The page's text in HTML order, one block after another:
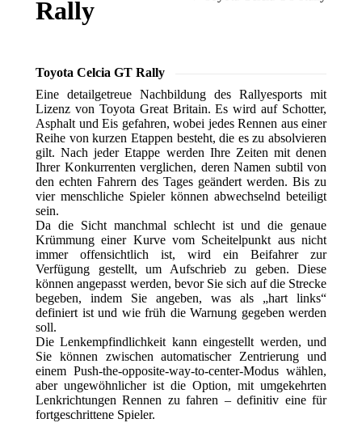
Rally
Toyota Celcia GT Rally
Eine detailgetreue Nachbildung des Rallyesports mit
Lizenz von Toyota Great Britain. Es wird auf Schotter,
Asphalt und Eis gefahren, wobei jedes Rennen aus einer
Reihe von kurzen Etappen besteht, die es zu absolvieren
gilt. Nach jeder Etappe werden Ihre Zeiten mit denen
Ihrer Konkurrenten verglichen, deren Namen subtil von
den echten Fahrern des Tages geändert werden. Bis zu
vier menschliche Spieler können abwechselnd beteiligt
sein.
Da die Sicht manchmal schlecht ist und die genaue
Krümmung einer Kurve vom Scheitelpunkt aus nicht
immer offensichtlich ist, wird ein Beifahrer zur
Verfügung gestellt, um Aufschrieb zu geben. Diese
können angepasst werden, bevor Sie sich auf die Strecke
begeben, indem Sie angeben, was als „hart links“
definiert ist und wie früh die Warnung gegeben werden
soll.
Die Lenkempfindlichkeit kann eingestellt werden, und
Sie können zwischen automatischer Zentrierung und
einem Push-the-opposite-way-to-center-Modus wählen,
aber ungewöhnlicher ist die Option, mit umgekehrten
Lenkrichtungen Rennen zu fahren – definitiv eine für
fortgeschrittene Spieler.